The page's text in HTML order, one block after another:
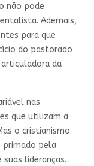
não pode
Ademais,
para que
do pastorado
da
nas
que utilizam a
o cristianismo
primado pela
lideranças.